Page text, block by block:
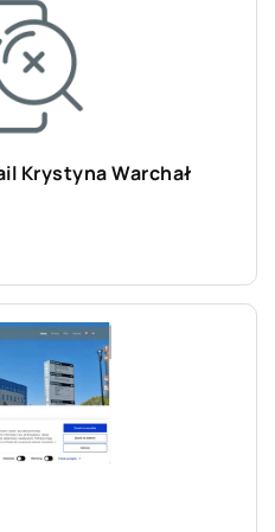
Krystyna Warchał